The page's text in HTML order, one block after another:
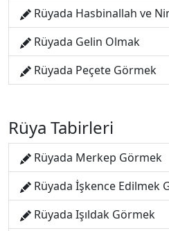
Rüyada Hasbinallah ve
Rüyada Gelin Olmak
Rüyada Peçete Görmek
Rüya Tabirleri
Rüyada Merkep Görmek
Rüyada İşkence Edilmek
Rüyada Işıldak Görmek